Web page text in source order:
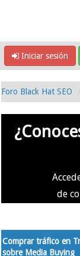
Iniciar sesión
Foro Black Hat SEO
de
Comprar tráfico en
sobre Media Buying